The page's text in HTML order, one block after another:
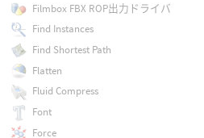
Filmbox FBX ROP出力ドライバ
Find Instances
Find Shortest Path
Flatten
Fluid Compress
Font
Force